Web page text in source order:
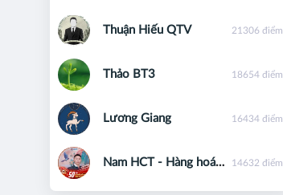
Thuận Hiếu QTV 21306 điểm
Thảo BT3 18654 điểm
Lương Giang 16434 điểm
Nam HCT - Hàng hoá phái sinh - 0867091553 14632 điểm